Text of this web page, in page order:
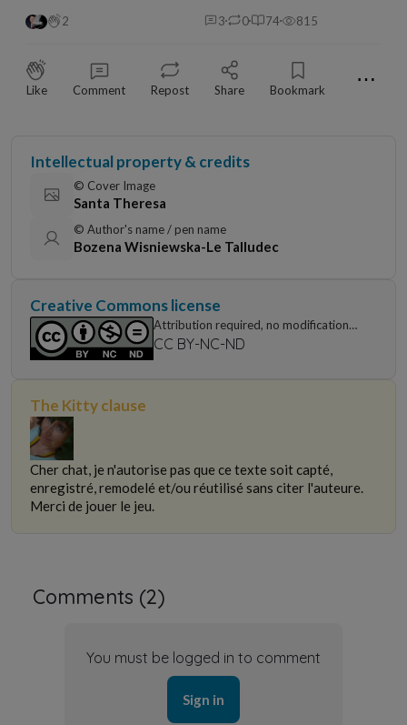
2 3 0 74 815
Like Comment Repost Share Bookmark ⋯
Intellectual property & credits
© Cover Image
Santa Theresa
© Author's name / pen name
Bozena Wisniewska-Le Talludec
Creative Commons license
Attribution required, no modifications,
non-commercial use only
CC BY-NC-ND
The Kitty clause
Cher chat, je n'autorise pas que ce texte soit capté,
enregistré, remodelé et/ou réutilisé sans citer l'auteure.
Merci de jouer le jeu.
Comments (2)
You must be logged in to comment
Sign in